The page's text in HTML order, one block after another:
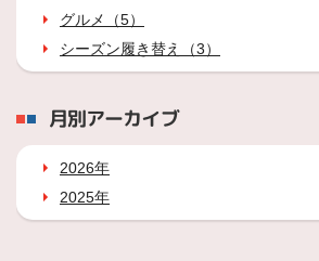
グルメ（5）
シーズン履き替え（3）
月別アーカイブ
2026年
2025年